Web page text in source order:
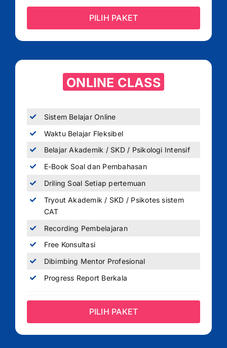
PILIH PAKET
ONLINE CLASS
Sistem Belajar Online
Waktu Belajar Fleksibel
Belajar Akademik / SKD / Psikologi Intensif
E-Book Soal dan Pembahasan
Driling Soal Setiap pertemuan
Tryout Akademik / SKD / Psikotes sistem
CAT
Recording Pembelajaran
Free Konsultasi
Dibimbing Mentor Profesional
Progress Report Berkala
PILIH PAKET